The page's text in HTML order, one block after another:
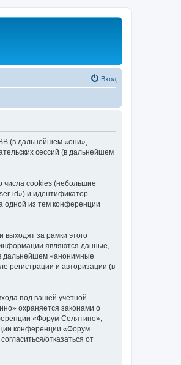
Вход
(в дальнейшем «они»,
сессий (в дальнейшем
числа cookies (небольшие
id») и идентификатор
одной из тем конференции
за рамки этого
являются данные,
дальнейшем «анонимные
регистрации и авторизации (в
под вашей учётной
охраняется законами о
«Форум Селятино»,
конференции «Форум
отказаться от